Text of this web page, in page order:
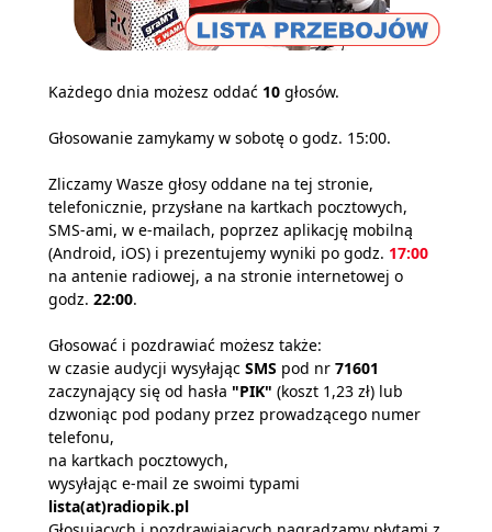
Każdego dnia możesz oddać 10 głosów.
Głosowanie zamykamy w sobotę o godz. 15:00.
Zliczamy Wasze głosy oddane na tej stronie,
telefonicznie, przysłane na kartkach pocztowych,
SMS-ami, w e-mailach, poprzez aplikację mobilną
(Android, iOS) i prezentujemy wyniki po godz. 17:00
na antenie radiowej, a na stronie internetowej o
godz. 22:00.
Głosować i pozdrawiać możesz także:
w czasie audycji wysyłając SMS pod nr 71601
zaczynający się od hasła "PIK" (koszt 1,23 zł) lub
dzwoniąc pod podany przez prowadzącego numer
telefonu,
na kartkach pocztowych,
wysyłając e-mail ze swoimi typami
lista(at)radiopik.pl